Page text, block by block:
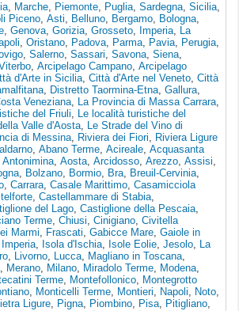
, Marche, Piemonte, Puglia, Sardegna, Sicilia,
Piceno, Asti, Belluno, Bergamo, Bologna,
, Genova, Gorizia, Grosseto, Imperia, La
, Oristano, Padova, Parma, Pavia, Perugia,
, Salerno, Sassari, Savona, Siena,
, Arcipelago Campano, Arcipelago
d'Arte in Sicilia, Città d'Arte nel Veneto, Città
, Distretto Taormina-Etna, Gallura,
Veneziana, La Provincia di Massa Carrara,
del Friuli, Le località turistiche del
Valle d'Aosta, Le Strade del Vino di
di Messina, Riviera dei Fiori, Riviera Ligure
, Abano Terme, Acireale, Acquasanta
Antonimina, Aosta, Arcidosso, Arezzo, Assisi,
, Bolzano, Bormio, Bra, Breuil-Cervinia,
, Carrara, Casale Marittimo, Casamicciola
, Castellammare di Stabia,
del Lago, Castiglione della Pescaia,
Terme, Chiusi, Cinigiano, Civitella
Marmi, Frascati, Gabicce Mare, Gaiole in
Imperia, Isola d'Ischia, Isole Eolie, Jesolo, La
, Livorno, Lucca, Magliano in Toscana,
, Merano, Milano, Miradolo Terme, Modena,
Terme, Montefollonico, Montegrotto
, Monticelli Terme, Montieri, Napoli, Noto,
Ligure, Pigna, Piombino, Pisa, Pitigliano,